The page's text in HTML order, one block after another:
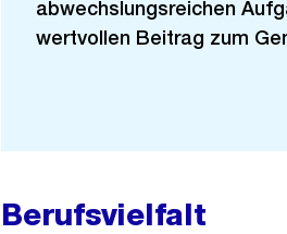
abwechslungsreichen
wertvollen Beitrag zum
Berufsvielfalt